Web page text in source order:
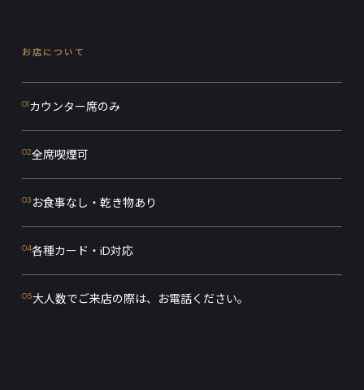
お店について
01カウンター席のみ
02全席喫煙可
03 お食事なし・乾き物あり
04各種カード・iD対応
05大人数でご来店の際は、お電話ください。